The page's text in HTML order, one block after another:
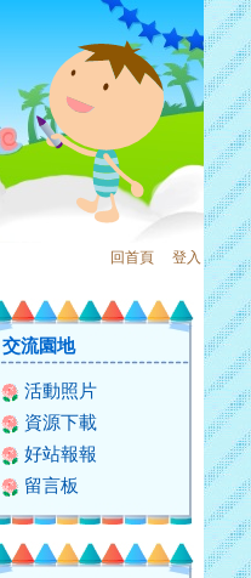
回首頁 登入
交流園地
活動照片
資源下載
好站報報
留言板